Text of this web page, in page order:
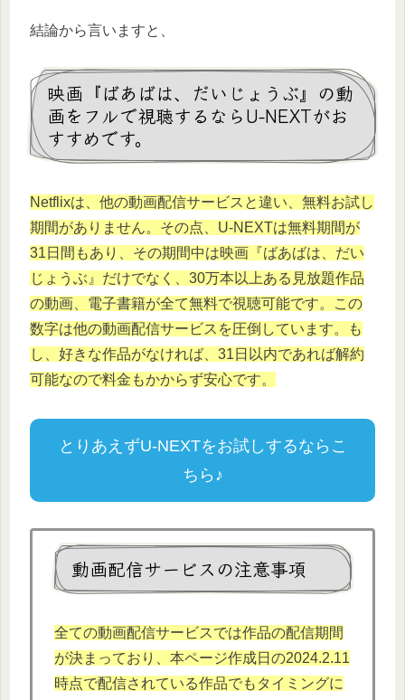
結論から言いますと、
映画『ばあばは、だいじょうぶ』の動
画をフルで視聴するならU-NEXTがお
すすめです。
Netflixは、他の動画配信サービスと違い、無料お試し
期間がありません。その点、U-NEXTは無料期間が
31日間もあり、その期間中は映画『ばあばは、だい
じょうぶ』だけでなく、30万本以上ある見放題作品
の動画、電子書籍が全て無料で視聴可能です。この
数字は他の動画配信サービスを圧倒しています。も
し、好きな作品がなければ、31日以内であれば解約
可能なので料金もかからず安心です。
とりあえずU-NEXTをお試しするならこ
ちら♪
動画配信サービスの注意事項
全ての動画配信サービスでは作品の配信期間
が決まっており、本ページ作成日の2024.2.11
時点で配信されている作品でもタイミングに